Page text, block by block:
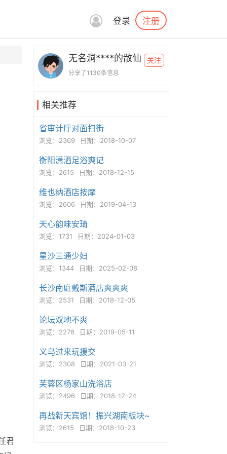
登录 注册
君
无名洞****的散仙
分享了1130条信息
关注
相关推荐
省审计厅对面扫街
浏览：2369 日期：2018-10-07
衡阳潇洒足浴爽记
浏览：2615 日期：2018-12-15
维也纳酒店按摩
浏览：2606 日期：2019-04-13
天心韵味安琦
浏览：1731 日期：2024-01-03
星沙三通少妇
浏览：1344 日期：2025-02-08
长沙南庭戴斯酒店爽爽爽
浏览：2531 日期：2018-12-05
论坛双地不爽
浏览：2276 日期：2019-05-11
义乌过来玩援交
浏览：2308 日期：2021-03-21
芙蓉区杨家山洗浴店
浏览：2496 日期：2018-12-24
再战新天宾馆！振兴湖南板块~
浏览：2615 日期：2018-10-23